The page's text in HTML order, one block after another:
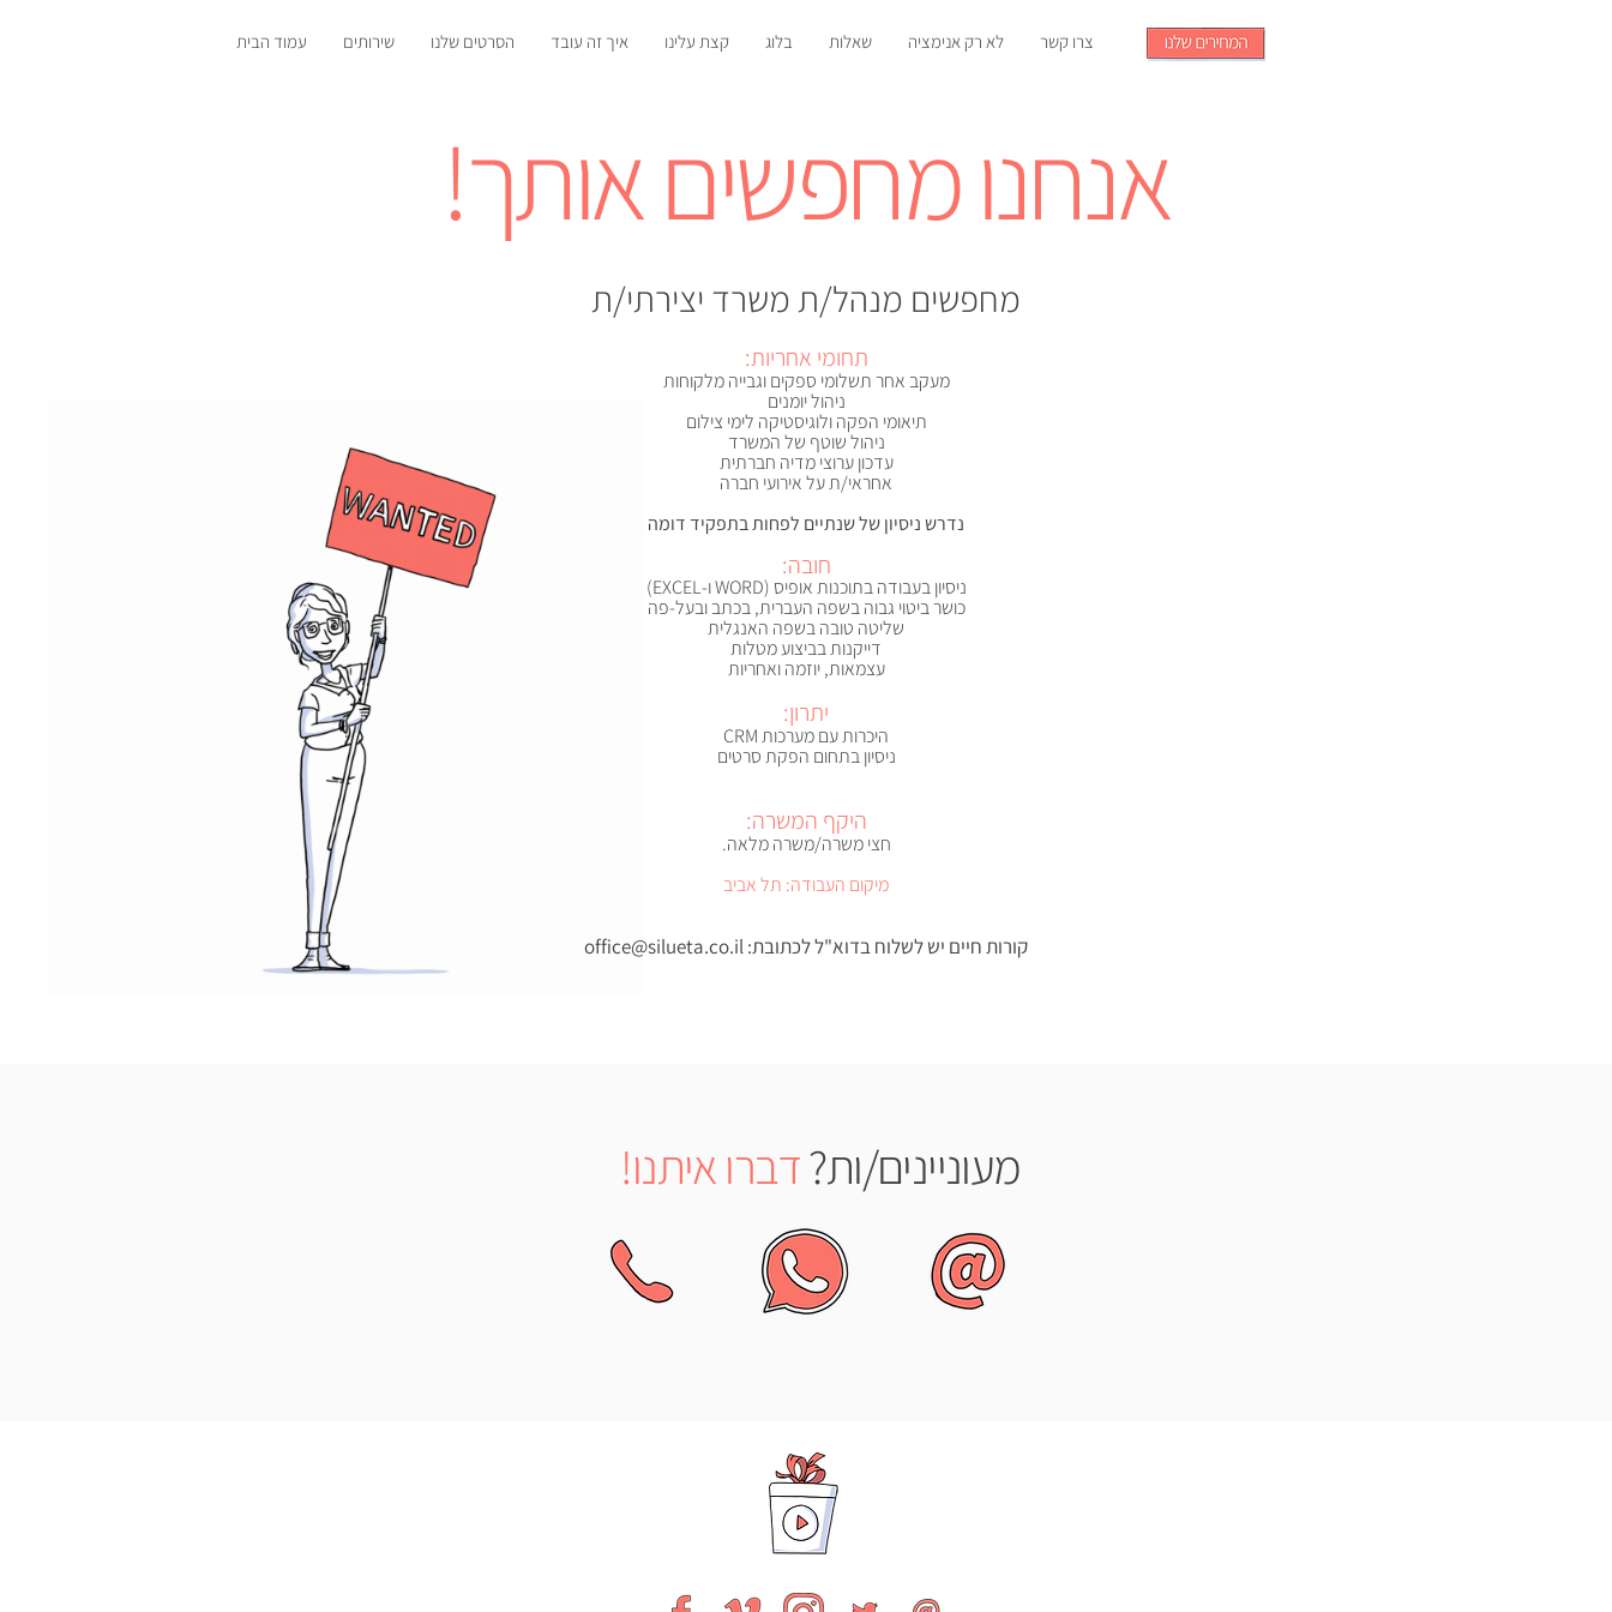
עמוד הבית שירותים הסרטים שלנו איך זה עובד קצת עלינו בלוג שאלות לא רק אנימציה צרו קשר
אנחנו מחפשים אותך!
מחפשים מנהל/ת משרד יצירתי/ת
תחומי אחריות:
מעקב אחר תשלומי ספקים וגבייה מלקוחות
ניהול יומנים
תיאומי הפקה ולוגיסטיקה לימי צילום
ניהול שוטף של המשרד
עדכון ערוצי מדיה חברתית
אחראי/ת על אירועי חברה
נדרש ניסיון של שנתיים לפחות בתפקיד דומה
חובה:
ניסיון בעבודה בתוכנות אופיס (WORD ו-EXCEL)
כושר ביטוי גבוה בשפה העברית, בכתב ובעל-פה
שליטה טובה בשפה האנגלית
דייקנות בביצוע מטלות
עצמאות, יוזמה ואחריות
יתרון:
היכרות עם מערכות CRM
ניסיון בתחום הפקת סרטים
היקף המשרה:
חצי משרה/משרה מלאה.
מיקום העבודה: תל אביב
קורות חיים יש לשלוח בדוא"ל לכתובת:office@silueta.co.il
מעוניינים/ות?דברו איתנו!